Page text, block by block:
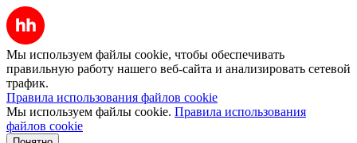
Мы используем файлы cookie, чтобы обеспечивать
правильную работу нашего веб-сайта и анализировать сетевой
трафик.
Правила использования файлов cookie
Мы используем файлы cookie. Правила использования
файлов cookie